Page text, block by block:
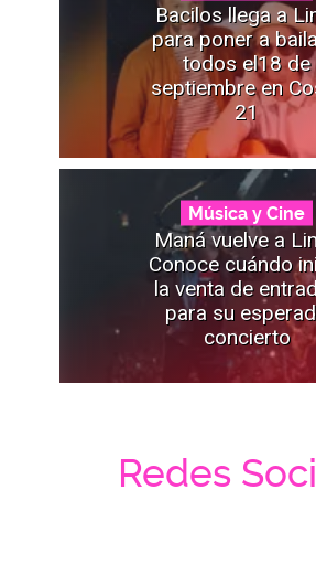
Bacilos llega a
para poner a
todos el18 de
septiembre en
21
Música y Cine
Maná vuelve a
Conoce cuándo
la venta de
para su
concierto
Redes